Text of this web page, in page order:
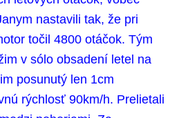
nastavili tak, že pri
točil 4800 otáčok. Tým
v sólo obsadení letel na
posunutý len 1cm
rýchlosť 90km/h. Prelietali